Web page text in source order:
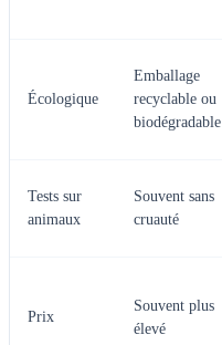
Écologique
Emballage
recyclable ou
biodégradable
Tests sur
animaux
Souvent sans
cruauté
Prix
Souvent plus
élevé